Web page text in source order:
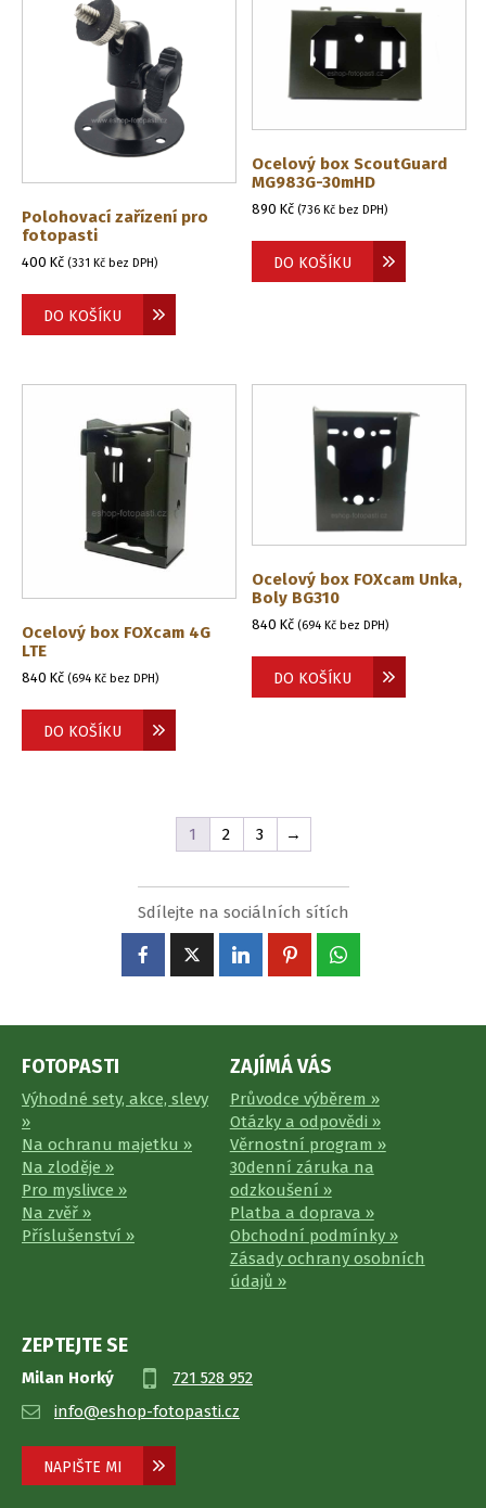
Polohovací zařízení pro
fotopasti
400 Kč (331 Kč bez DPH)
DO KOŠÍKU
Ocelový box ScoutGuard
MG983G-30mHD
890Kč (736Kč bez DPH)
DO KOŠÍKU
Ocelový box FOXcam 4G
LTE
840 Kč (694 Kč bez DPH)
DO KOŠÍKU
Ocelový box FOXcam Unka,
Boly BG310
840Kč (694Kč bez DPH)
DO KOŠÍKU
1 2 3 →
Sdílejte na sociálních sítích
FOTOPASTI
Výhodné sety, akce, slevy
»
Na ochranu majetku »
Na zloděje »
Pro myslivce »
Na zvěř »
Příslušenství »
ZAJÍMÁ VÁS
Průvodce výběrem »
Otázky a odpovědi »
Věrnostní program »
30denní záruka na
odzkoušení »
Platba a doprava »
Obchodní podmínky »
Zásady ochrany osobních
údajů »
ZEPTEJTE SE
Milan Horký
721 528 952
info@eshop-fotopasti.cz
NAPIŠTE MI